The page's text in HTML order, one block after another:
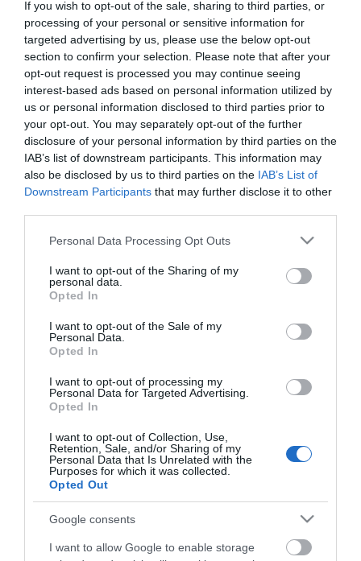
If you wish to opt-out of the sale, sharing to third parties, or
processing of your personal or sensitive information for
targeted advertising by us, please use the below opt-out
section to confirm your selection. Please note that after your
opt-out request is processed you may continue seeing
interest-based ads based on personal information utilized by
us or personal information disclosed to third parties prior to
your opt-out. You may separately opt-out of the further
disclosure of your personal information by third parties on the
IAB’s list of downstream participants. This information may
also be disclosed by us to third parties on the IAB’s List of
Downstream Participants that may further disclose it to other
Please note that this website/app uses one or more Google
not limited to your visit or usage behaviour. You may click to
grant or deny consent to Google and its third-party tags to
use your data for below specified purposes in below Google
consent section.
Personal Data Processing Opt Outs
I want to opt-out of the Sharing of my
personal data.
Opted In
I want to opt-out of the Sale of my
Personal Data.
Opted In
I want to opt-out of processing my
Personal Data for Targeted Advertising.
Opted In
I want to opt-out of Collection, Use,
Retention, Sale, and/or Sharing of my
Personal Data that Is Unrelated with the
Purposes for which it was collected.
Opted Out
Google consents
I want to allow Google to enable storage
στιβαρό μεταλλικό σκελετό για μεγάλη αντοχή και
εργονομική πλαστική λαβή που εξασφαλίζει σταθερό
κράτημα. Εξοπλισμένη με κοφτερή οδοντωτή λεπίδα
και ρυθμιζόμενο φρένο τάνυσης, επιτρέπει τον
απόλυτο έλεγχο της ροής και την καθαρή κοπή της
ταινίας με μία μόνο κίνηση. Απαραίτητο αξεσουάρ
για αποθήκες, e-shop, μετακομίσεις και χώρους
συσκευασίας.»
Διαθέσιμο από 4 έως 10 ημέρες